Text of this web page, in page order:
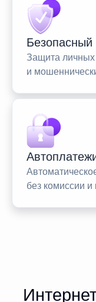
Безопасный
Защита личных
и
без комиссии и